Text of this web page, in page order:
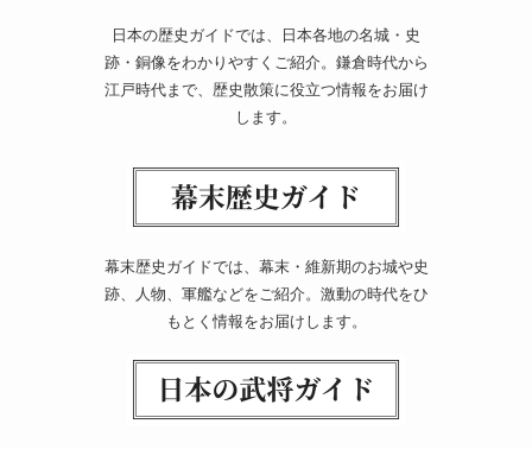
日本の歴史ガイドでは、日本各地の名城・史
跡・銅像をわかりやすくご紹介。鎌倉時代から
江戸時代まで、歴史散策に役立つ情報をお届け
します。
幕末歴史ガイドでは、幕末・維新期のお城や史
跡、人物、軍艦などをご紹介。激動の時代をひ
もとく情報をお届けします。